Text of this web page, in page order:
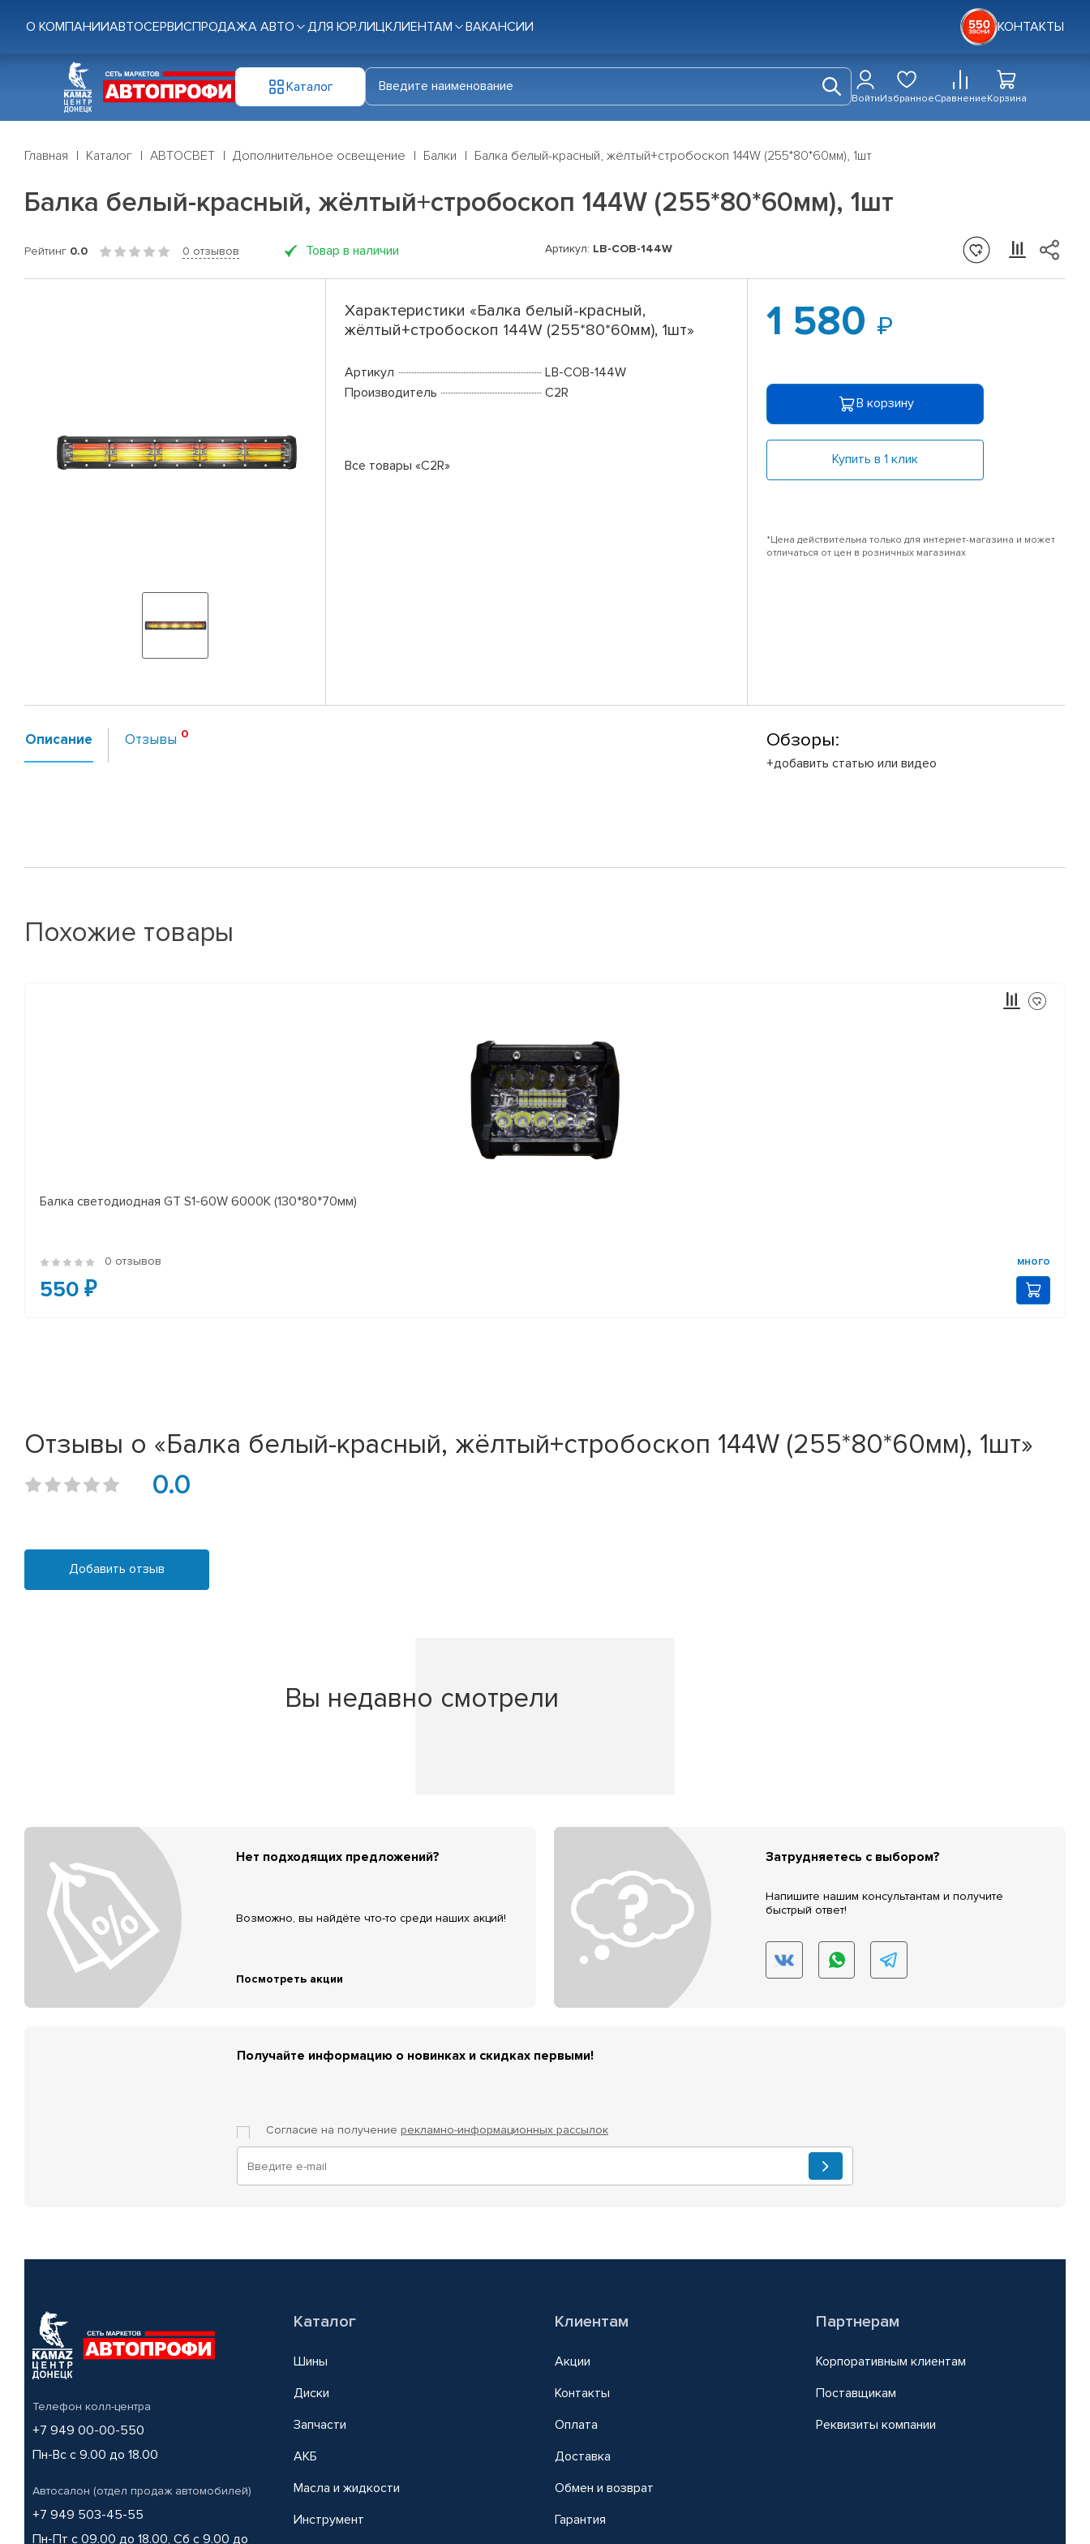
О КОМПАНИИАВТОСЕРВИСПРОДАЖА АВТО ДЛЯ ЮР.ЛИЦКЛИЕНТАМ ВАКАНСИИ КОНТАКТЫ
Каталог
ВойтиИзбранноеСравнениеКорзина
Главная Каталог АВТОСВЕТ Дополнительное освещение Балки Балка белый-красный, жёлтый+стробоскоп 144W (255*80*60мм), 1шт
Балка белый-красный, жёлтый+стробоскоп 144W (255*80*60мм), 1шт
Рейтинг 0.0 0 отзывов Товар в наличии Артикул: LB-COB-144W
Характеристики «Балка белый-красный,
жёлтый+стробоскоп 144W (255*80*60мм), 1шт»
Артикул
LB-COB-144W
Производитель
C2R
Все товары «C2R»
1 580
В корзину
Купить в 1 клик
*Цена действительна только для интернет-магазина и может
отличаться от цен в розничных магазинах
Описание Отзывы Обзоры:
+добавить статью или видео
Похожие товары
Балка светодиодная GT S1-60W 6000K (130*80*70мм)
0 отзывов много
550 ₽
Отзывы о «Балка белый-красный, жёлтый+стробоскоп 144W (255*80*60мм), 1шт»
0.0
Добавить отзыв
Вы недавно смотрели
Нет подходящих предложений?
Возможно, вы найдёте что-то среди наших акций!
Посмотреть акции
Затрудняетесь с выбором?
Напишите нашим консультантам и получите
быстрый ответ!
Получайте информацию о новинках и скидках первыми!
Согласие на получение рекламно-информационных рассылок
Телефон колл-центра
+7 949 00-00-550
Пн-Вс с 9.00 до 18.00
Автосалон (отдел продаж автомобилей)
+7 949 503-45-55
Пн-Пт с 09.00 до 18.00, Сб с 9.00 до
Каталог
Шины
Диски
Запчасти
АКБ
Масла и жидкости
Инструмент
Клиентам
Акции
Контакты
Оплата
Доставка
Обмен и возврат
Гарантия
Партнерам
Корпоративным клиентам
Поставщикам
Реквизиты компании